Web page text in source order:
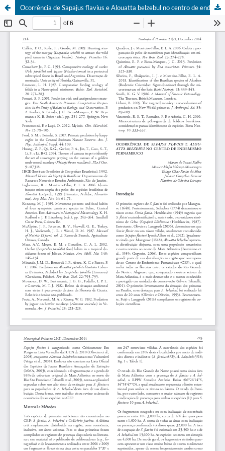
Ocorrência de Sapajus flavius e Alouatta belzebul no centro de endemismo Pernambuco